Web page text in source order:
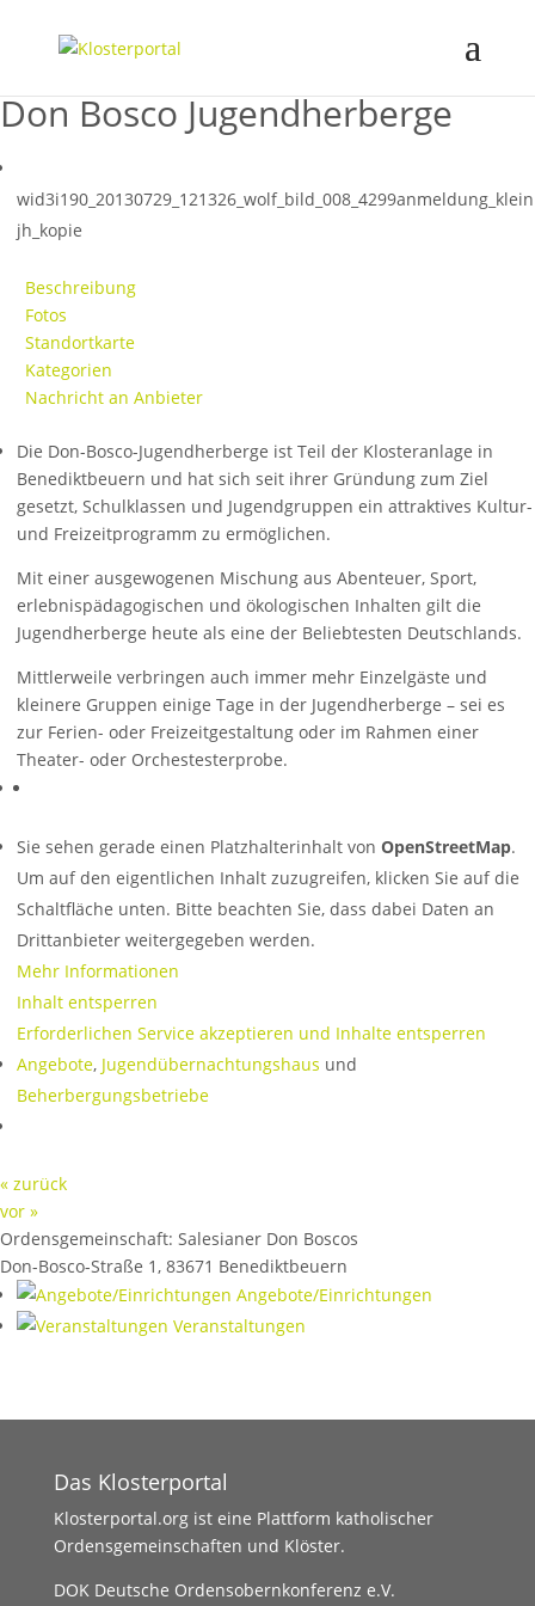
Don Bosco Jugendherberge
wid3i190_20130729_121326_wolf_bild_008_4299anmeldung_klein
jh_kopie
Beschreibung
Fotos
Standortkarte
Kategorien
Nachricht an Anbieter
Die Don-Bosco-Jugendherberge ist Teil der Klosteranlage in
Benediktbeuern und hat sich seit ihrer Gründung zum Ziel
gesetzt, Schulklassen und Jugendgruppen ein attraktives Kultur-
und Freizeitprogramm zu ermöglichen.
Mit einer ausgewogenen Mischung aus Abenteuer, Sport,
erlebnispädagogischen und ökologischen Inhalten gilt die
Jugendherberge heute als eine der Beliebtesten Deutschlands.
Mittlerweile verbringen auch immer mehr Einzelgäste und
kleinere Gruppen einige Tage in der Jugendherberge – sei es
zur Ferien- oder Freizeitgestaltung oder im Rahmen einer
Theater- oder Orchestesterprobe.
Sie sehen gerade einen Platzhalterinhalt von OpenStreetMap.
Um auf den eigentlichen Inhalt zuzugreifen, klicken Sie auf die
Schaltfläche unten. Bitte beachten Sie, dass dabei Daten an
Drittanbieter weitergegeben werden.
Mehr Informationen
Inhalt entsperren
Erforderlichen Service akzeptieren und Inhalte entsperren
Angebote, Jugendübernachtungshaus und
Beherbergungsbetriebe
« zurück
vor »
Ordensgemeinschaft: Salesianer Don Boscos
Don-Bosco-Straße 1, 83671 Benediktbeuern
Angebote/Einrichtungen
Veranstaltungen
Das Klosterportal
Klosterportal.org ist eine Plattform katholischer
Ordensgemeinschaften und Klöster.
DOK Deutsche Ordensobernkonferenz e.V.